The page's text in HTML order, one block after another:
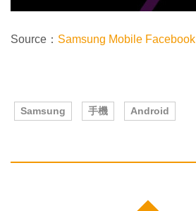
Source： Samsung Mobile Facebook
Samsung 手機 Android